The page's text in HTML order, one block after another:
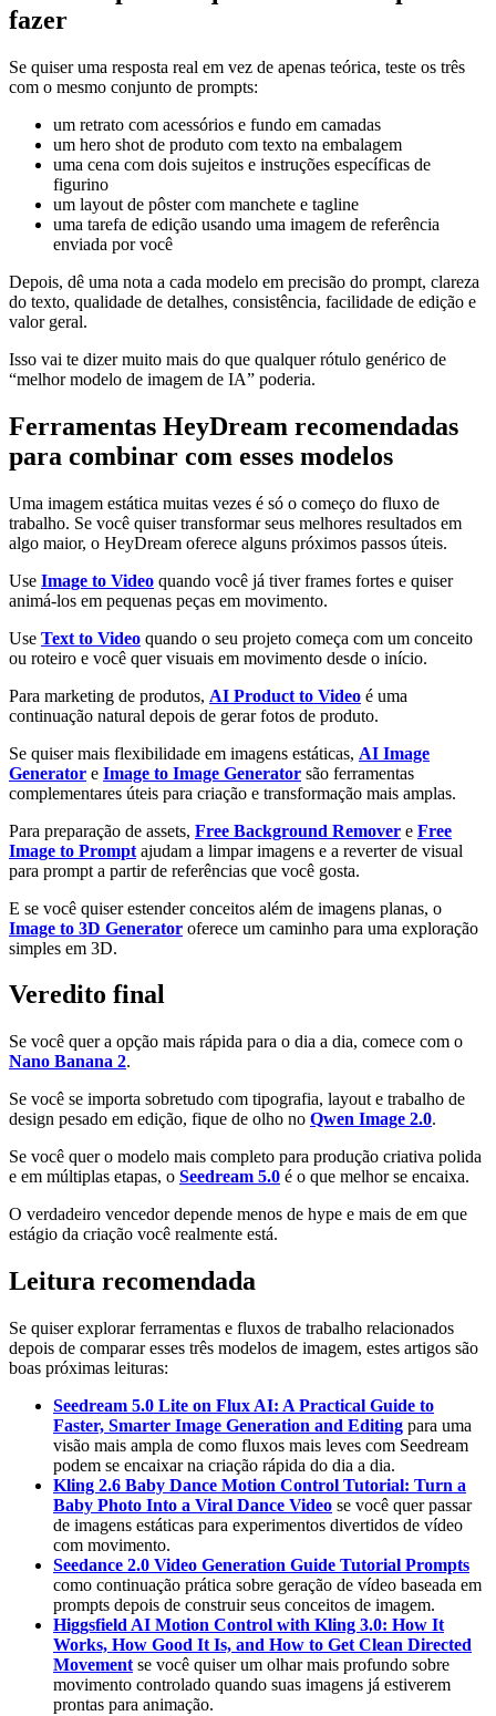
fazer
Se quiser uma resposta real em vez de apenas teórica, teste os três
com o mesmo conjunto de prompts:
um retrato com acessórios e fundo em camadas
um hero shot de produto com texto na embalagem
uma cena com dois sujeitos e instruções específicas de
figurino
um layout de pôster com manchete e tagline
uma tarefa de edição usando uma imagem de referência
enviada por você
Depois, dê uma nota a cada modelo em precisão do prompt, clareza
do texto, qualidade de detalhes, consistência, facilidade de edição e
valor geral.
Isso vai te dizer muito mais do que qualquer rótulo genérico de
“melhor modelo de imagem de IA” poderia.
Ferramentas HeyDream recomendadas
para combinar com esses modelos
Uma imagem estática muitas vezes é só o começo do fluxo de
trabalho. Se você quiser transformar seus melhores resultados em
algo maior, o HeyDream oferece alguns próximos passos úteis.
Use Image to Video quando você já tiver frames fortes e quiser
animá-los em pequenas peças em movimento.
Use Text to Video quando o seu projeto começa com um conceito
ou roteiro e você quer visuais em movimento desde o início.
Para marketing de produtos, AI Product to Video é uma
continuação natural depois de gerar fotos de produto.
Se quiser mais flexibilidade em imagens estáticas, AI Image
Generator e Image to Image Generator são ferramentas
complementares úteis para criação e transformação mais amplas.
Para preparação de assets, Free Background Remover e Free
Image to Prompt ajudam a limpar imagens e a reverter de visual
para prompt a partir de referências que você gosta.
E se você quiser estender conceitos além de imagens planas, o
Image to 3D Generator oferece um caminho para uma exploração
simples em 3D.
Veredito final
Se você quer a opção mais rápida para o dia a dia, comece com o
Nano Banana 2.
Se você se importa sobretudo com tipografia, layout e trabalho de
design pesado em edição, fique de olho no Qwen Image 2.0.
Se você quer o modelo mais completo para produção criativa polida
e em múltiplas etapas, o Seedream 5.0 é o que melhor se encaixa.
O verdadeiro vencedor depende menos de hype e mais de em que
estágio da criação você realmente está.
Leitura recomendada
Se quiser explorar ferramentas e fluxos de trabalho relacionados
depois de comparar esses três modelos de imagem, estes artigos são
boas próximas leituras:
Seedream 5.0 Lite on Flux AI: A Practical Guide to
Faster, Smarter Image Generation and Editing para uma
visão mais ampla de como fluxos mais leves com Seedream
podem se encaixar na criação rápida do dia a dia.
Kling 2.6 Baby Dance Motion Control Tutorial: Turn a
Baby Photo Into a Viral Dance Video se você quer passar
de imagens estáticas para experimentos divertidos de vídeo
com movimento.
Seedance 2.0 Video Generation Guide Tutorial Prompts
como continuação prática sobre geração de vídeo baseada em
prompts depois de construir seus conceitos de imagem.
Higgsfield AI Motion Control with Kling 3.0: How It
Works, How Good It Is, and How to Get Clean Directed
Movement se você quiser um olhar mais profundo sobre
movimento controlado quando suas imagens já estiverem
prontas para animação.